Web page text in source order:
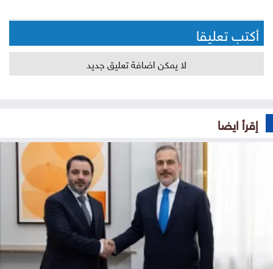
أكتب تعليقا
لا يمكن اضافة تعليق جديد
إقرأ ايضا